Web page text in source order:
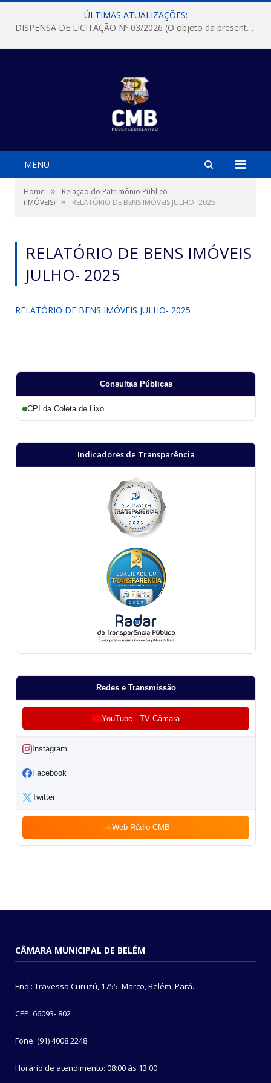
ÚLTIMAS ATUALIZAÇÕES:
DISPENSA DE LICITAÇÃO Nº 03/2026 (O objeto da presente dispensa é a escolha da proposta mais vantajosa para a aquisição, de aparelhos de ar condicionado, tipo Split, com material de instalação e fogão industrial, conforme condições, quantidades e exigências estabelecidas no termo de referencia e neste aviso de contratação direta e seus anexos)
MENU
Home »
Relação do Patrimônio Público
(IMÓVEIS) » RELATÓRIO DE BENS IMÓVEIS JULHO- 2025
RELATÓRIO DE BENS IMÓVEIS
JULHO- 2025
RELATÓRIO DE BENS IMÓVEIS JULHO- 2025
Consultas Públicas
CPI da Coleta de Lixo
Indicadores de Transparência
Redes e Transmissão
YouTube - TV Câmara
Instagram
Facebook
Twitter
Web Rádio CMB
CÂMARA MUNICIPAL DE BELÉM
End.: Travessa Curuzú, 1755. Marco, Belém, Pará.
CEP: 66093- 802
Fone: (91) 4008 2248
Horário de atendimento: 08:00 às 13:00